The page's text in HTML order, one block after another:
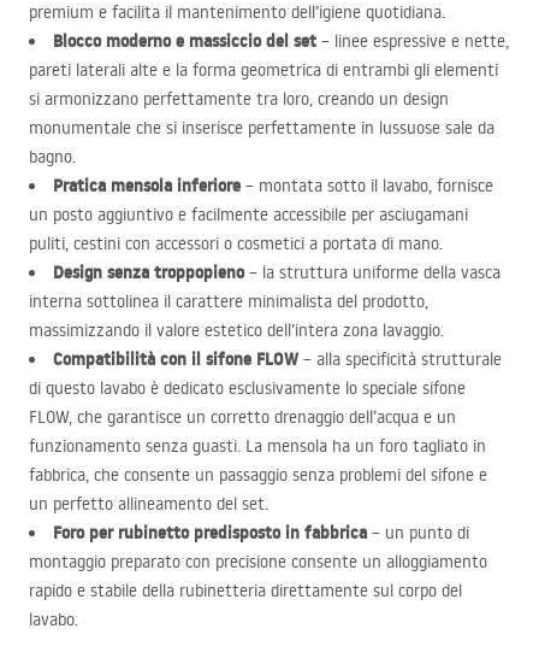
premium e facilita il mantenimento dell’igiene quotidiana.
Blocco moderno e massiccio del set – linee espressive e nette,
pareti laterali alte e la forma geometrica di entrambi gli elementi
si armonizzano perfettamente tra loro, creando un design
monumentale che si inserisce perfettamente in lussuose sale da
bagno.
Pratica mensola inferiore – montata sotto il lavabo, fornisce
un posto aggiuntivo e facilmente accessibile per asciugamani
puliti, cestini con accessori o cosmetici a portata di mano.
Design senza troppopieno– la struttura uniforme della vasca
interna sottolinea il carattere minimalista del prodotto,
massimizzando il valore estetico dell’intera zona lavaggio.
Compatibilità con il sifone FLOW– alla specificità strutturale
di questo lavabo è dedicato esclusivamente lo speciale sifone
FLOW, che garantisce un corretto drenaggio dell’acqua e un
funzionamento senza guasti. La mensola ha un foro tagliato in
fabbrica, che consente un passaggio senza problemi del sifone e
un perfetto allineamento del set.
Foro per rubinetto predisposto in fabbrica – un punto di
montaggio preparato con precisione consente un alloggiamento
rapido e stabile della rubinetteria direttamente sul corpo del
lavabo.